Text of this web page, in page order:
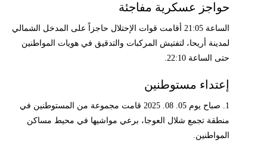
حواجز عسكرية مفاجئة
الساعة 21:05 أقامت قوات الإحتلال حاجزاً على المدخل الشمالي
لمدينة أريحا، لتفتيش المركبات والتدقيق في هويات المواطنين
حتى الساعة 22:10.
إعتداء مستوطنين
1. صباح يوم 05. 08. 2025 قامت مجموعة من المستوطنين في
منطقة تجمع شلال العوجا، برعي مواشيها في محيط مساكن
المواطنين.